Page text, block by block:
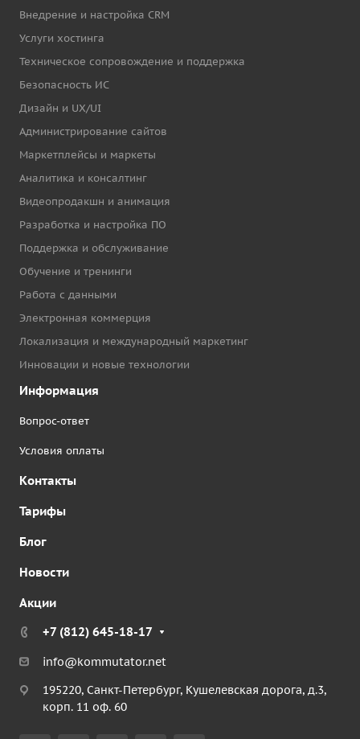
Внедрение и настройка CRM
Услуги хостинга
Техническое сопровождение и поддержка
Безопасность ИС
Дизайн и UX/UI
Администрирование сайтов
Маркетплейсы и маркеты
Аналитика и консалтинг
Видеопродакшн и анимация
Разработка и настройка ПО
Поддержка и обслуживание
Обучение и тренинги
Работа с данными
Электронная коммерция
Локализация и международный маркетинг
Инновации и новые технологии
Информация
Вопрос-ответ
Условия оплаты
Контакты
Тарифы
Блог
Новости
Акции
+7 (812) 645-18-17
info@kommutator.net
195220, Санкт-Петербург, Кушелевская дорога, д.3,
корп. 11 оф. 60